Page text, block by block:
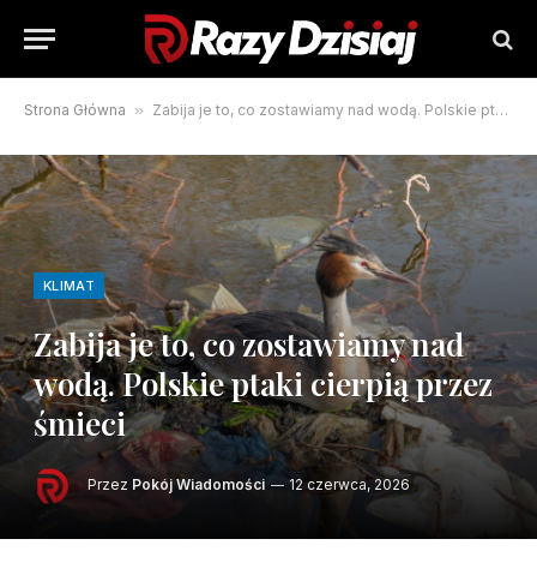
Strona Główna » Zabija je to, co zostawiamy nad wodą. Polskie ptaki cierpią przez śmieci
KLIMAT
Zabija je to, co zostawiamy nad
wodą. Polskie ptaki cierpią przez
śmieci
Przez Pokój Wiadomości 12 czerwca, 2026